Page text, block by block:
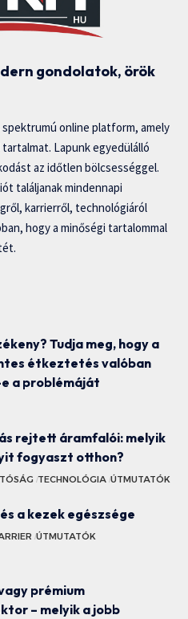
gondolatok, örök
online platform, amely
Lapunk egyedülálló
az időtlen bölcsességgel.
találjanak mindennapi
karrierről, technológiáról
hogy a minőségi tartalommal
Tudja meg, hogy a
étkeztetés valóban
a problémáját
rejtett áramfalói: melyik
fogyaszt otthon?
TECHNOLÓGIA ÚTMUTATÓK
a kezek egészsége
ÚTMUTATÓK
prémium
– melyik a jobb